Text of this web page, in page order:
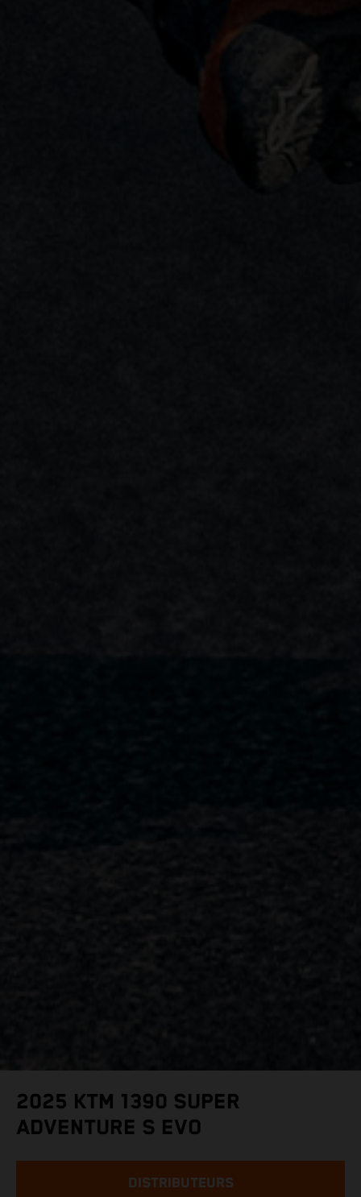
2025 KTM 1390 SUPER
ADVENTURE S EVO
DISTRIBUTEURS